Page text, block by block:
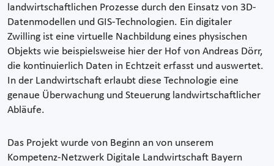
landwirtschaftlichen Prozesse durch den Einsatz von 3D-
Datenmodellen und GIS-Technologien. Ein digitaler
Zwilling ist eine virtuelle Nachbildung eines physischen
Objekts wie beispielsweise hier der Hof von Andreas Dörr,
die kontinuierlich Daten in Echtzeit erfasst und auswertet.
In der Landwirtschaft erlaubt diese Technologie eine
genaue Überwachung und Steuerung landwirtschaftlicher
Abläufe.
Das Projekt wurde von Beginn an von unserem
Kompetenz-Netzwerk Digitale Landwirtschaft Bayern